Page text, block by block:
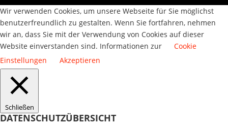
Wir verwenden Cookies, um unsere Webseite für Sie möglichst
benutzerfreundlich zu gestalten. Wenn Sie fortfahren, nehmen
wir an, dass Sie mit der Verwendung von Cookies auf dieser
Website einverstanden sind. Informationen zur
Cookie
Einstellungen
Akzeptieren
Schließen
DATENSCHUTZÜBERSICHT